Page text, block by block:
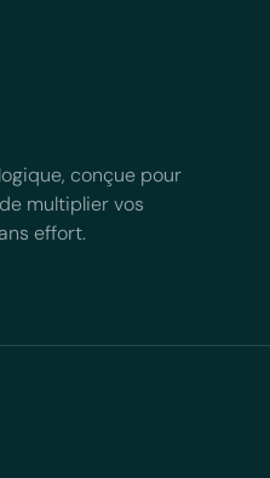
conçue pour
multiplier vos
effort.